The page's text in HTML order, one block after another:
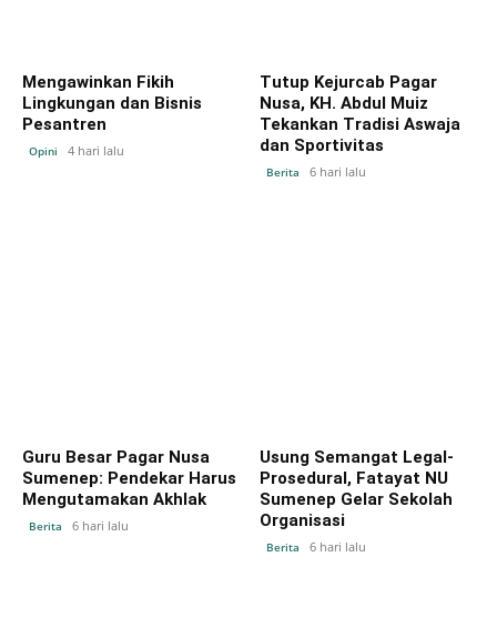
Mengawinkan Fikih
Lingkungan dan Bisnis
Pesantren
Opini 4 hari lalu
Tutup Kejurcab Pagar
Nusa, KH. Abdul Muiz
Tekankan Tradisi Aswaja
dan Sportivitas
Berita 6 hari lalu
Guru Besar Pagar Nusa
Sumenep: Pendekar Harus
Mengutamakan Akhlak
Berita 6 hari lalu
Usung Semangat Legal-
Prosedural, Fatayat NU
Sumenep Gelar Sekolah
Organisasi
Berita 6 hari lalu